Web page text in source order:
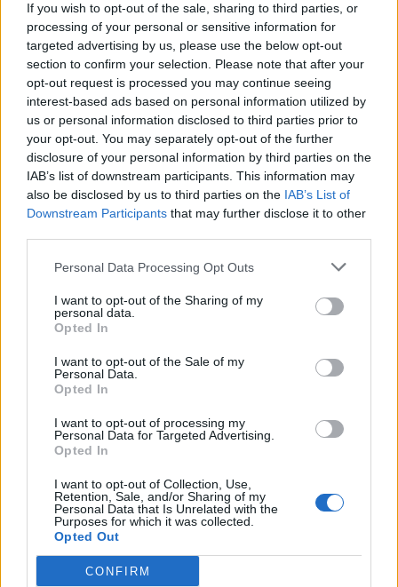
If you wish to opt-out of the sale, sharing to third parties, or
processing of your personal or sensitive information for
targeted advertising by us, please use the below opt-out
section to confirm your selection. Please note that after your
opt-out request is processed you may continue seeing
interest-based ads based on personal information utilized by
us or personal information disclosed to third parties prior to
your opt-out. You may separately opt-out of the further
disclosure of your personal information by third parties on the
IAB’s list of downstream participants. This information may
also be disclosed by us to third parties on the IAB’s List of
Downstream Participants that may further disclose it to other
Personal Data Processing Opt Outs
I want to opt-out of the Sharing of my
personal data.
Opted In
I want to opt-out of the Sale of my
Personal Data.
Opted In
I want to opt-out of processing my
Personal Data for Targeted Advertising.
Opted In
I want to opt-out of Collection, Use,
Retention, Sale, and/or Sharing of my
Personal Data that Is Unrelated with the
Purposes for which it was collected.
Opted Out
CONFIRM
A tepsi kikenéséhez:
vaj vagy sütőmargarin
finomliszt
1.
A lisztet a kakaóporral és a
sütőporral együtt összekeverjük.
2.
A tojásokat a kétféle cukorral együtt
az elektromos habverő